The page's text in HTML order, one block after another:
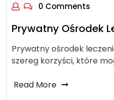
0 Comments
Prywatny Ośrodek
Prywatny ośrodek
szereg korzyści, które
Read More